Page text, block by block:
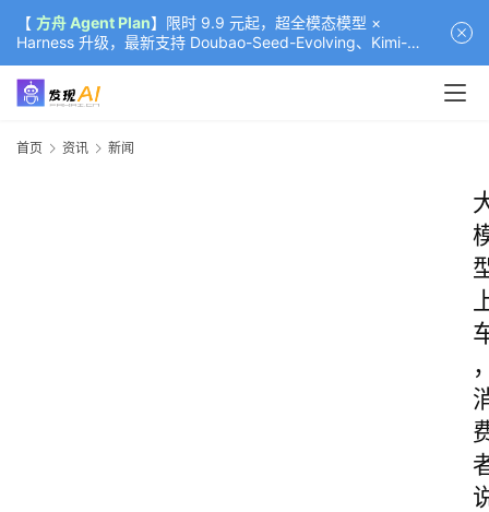
【 方舟 Agent Plan】限时 9.9 元起，超全模态模型 ×
Harness 升级，最新支持 Doubao-Seed-Evolving、Kimi-
K3（部分）、GLM-5.2
首页 资讯 新闻